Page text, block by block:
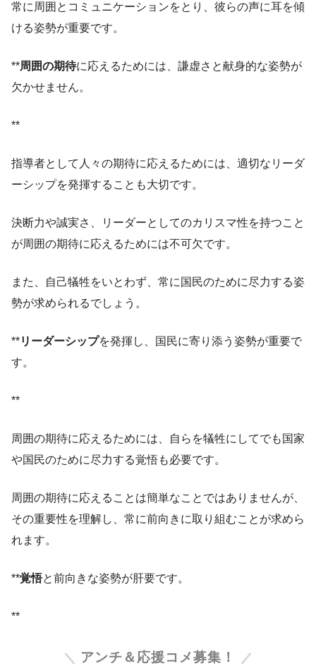
常に周囲とコミュニケーションをとり、彼らの声に耳を傾
ける姿勢が重要です。
**周囲の期待に応えるためには、謙虚さと献身的な姿勢が
欠かせません。
**
指導者として人々の期待に応えるためには、適切なリーダ
ーシップを発揮することも大切です。
決断力や誠実さ、リーダーとしてのカリスマ性を持つこと
が周囲の期待に応えるためには不可欠です。
また、自己犠牲をいとわず、常に国民のために尽力する姿
勢が求められるでしょう。
**リーダーシップを発揮し、国民に寄り添う姿勢が重要で
す。
**
周囲の期待に応えるためには、自らを犠牲にしてでも国家
や国民のために尽力する覚悟も必要です。
周囲の期待に応えることは簡単なことではありませんが、
その重要性を理解し、常に前向きに取り組むことが求めら
れます。
**覚悟と前向きな姿勢が肝要です。
**
アンチ＆応援コメ募集！